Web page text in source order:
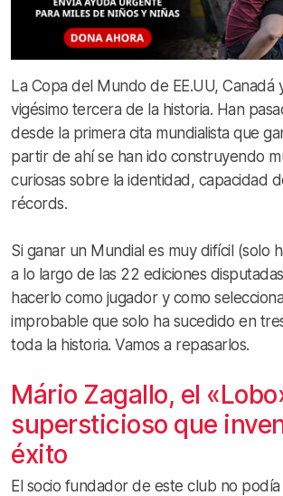
La Copa del Mundo de EE.UU, Canadá
vigésimo tercera de la historia. Han
desde la primera cita mundialista que
partir de ahí se han ido construyendo
curiosas sobre la identidad, capacidad
récords.
Si ganar un Mundial es muy difícil (solo
a lo largo de las 22 ediciones
hacerlo como jugador y como
improbable que solo ha sucedido en
toda la historia. Vamos a repasarlos.
Mário Zagallo, el
supersticioso que
éxito
El socio fundador de este club no